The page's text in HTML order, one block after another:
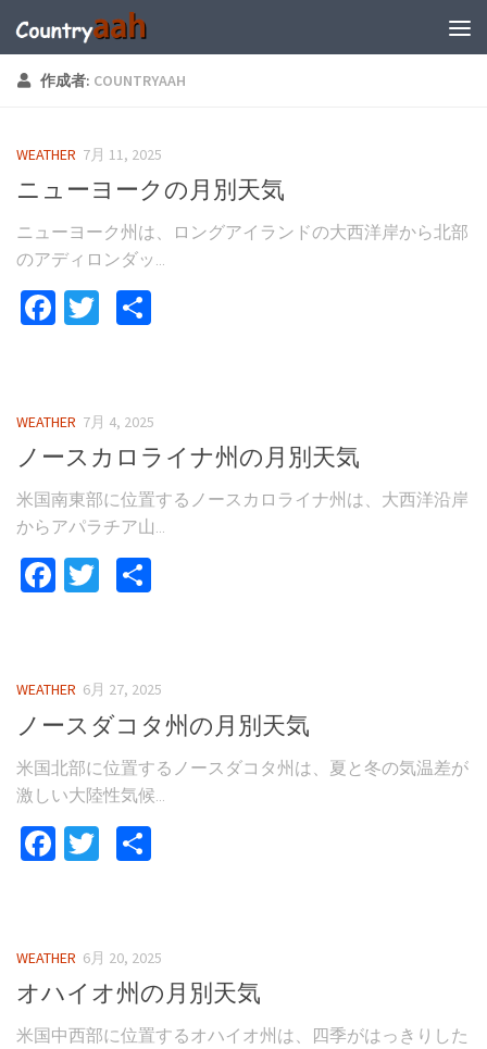
作成者: COUNTRYAAH
WEATHER 7月 11, 2025
ニューヨークの月別天気
ニューヨーク州は、ロングアイランドの大西洋岸から北部
のアディロンダッ...
Facebook
Twitter
WEATHER 7月 4, 2025
ノースカロライナ州の月別天気
米国南東部に位置するノースカロライナ州は、大西洋沿岸
からアパラチア山...
Facebook
Twitter
WEATHER 6月 27, 2025
ノースダコタ州の月別天気
米国北部に位置するノースダコタ州は、夏と冬の気温差が
激しい大陸性気候...
Facebook
Twitter
WEATHER 6月 20, 2025
オハイオ州の月別天気
米国中西部に位置するオハイオ州は、四季がはっきりした